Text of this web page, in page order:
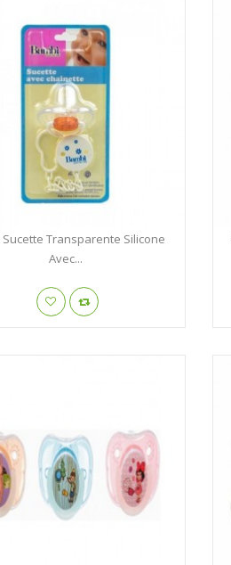
Sucette Transparente Silicone
Avec...